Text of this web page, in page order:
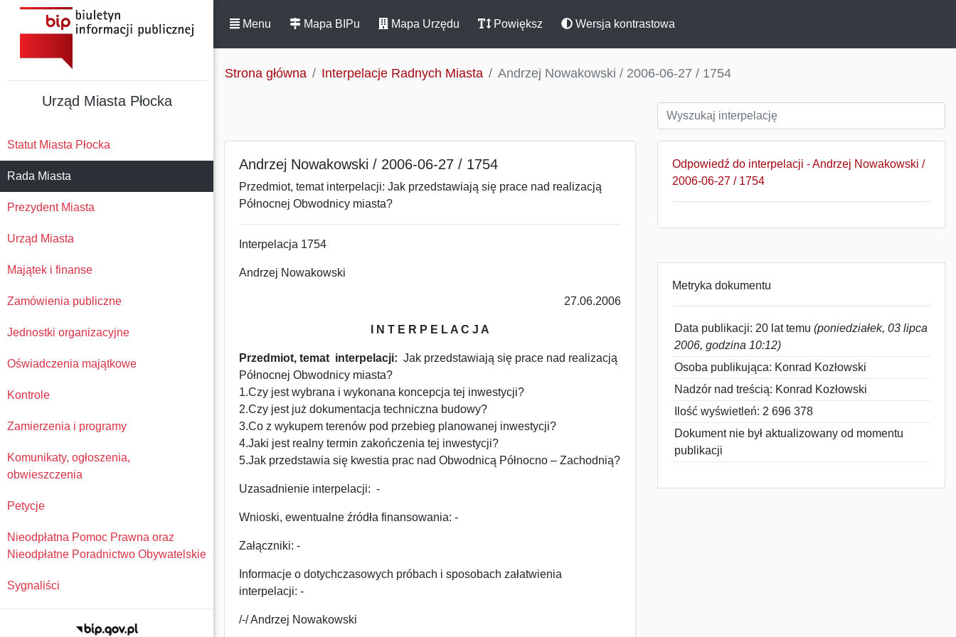
Urząd Miasta Płocka
Statut Miasta Płocka
Rada Miasta
Prezydent Miasta
Urząd Miasta
Majątek i finanse
Zamówienia publiczne
Jednostki organizacyjne
Oświadczenia majątkowe
Kontrole
Zamierzenia i programy
Komunikaty, ogłoszenia,
obwieszczenia
Petycje
Nieodpłatna Pomoc Prawna oraz
Nieodpłatne Poradnictwo Obywatelskie
Sygnaliści
Menu Mapa BIPu Mapa Urzędu Powiększ Wersja kontrastowa
Strona główna Interpelacje Radnych Miasta Andrzej Nowakowski / 2006-06-27 / 1754
Andrzej Nowakowski / 2006-06-27 / 1754
Przedmiot, temat interpelacji: Jak przedstawiają się prace nad realizacją
Północnej Obwodnicy miasta?
Interpelacja 1754
Andrzej Nowakowski
27.06.2006
I N T E R P E L A C J A
Przedmiot, temat interpelacji: Jak przedstawiają się prace nad realizacją
Północnej Obwodnicy miasta?
1.Czy jest wybrana i wykonana koncepcja tej inwestycji?
2.Czy jest już dokumentacja techniczna budowy?
3.Co z wykupem terenów pod przebieg planowanej inwestycji?
4.Jaki jest realny termin zakończenia tej inwestycji?
5.Jak przedstawia się kwestia prac nad Obwodnicą Północno – Zachodnią?
Uzasadnienie interpelacji: -
Wnioski, ewentualne źródła finansowania: -
Załączniki: -
Informacje o dotychczasowych próbach i sposobach załatwienia
interpelacji: -
/-/ Andrzej Nowakowski
Odpowiedź do interpelacji - Andrzej Nowakowski /
2006-06-27 / 1754
Metryka dokumentu
Data publikacji: 20 lat temu (poniedziałek, 03 lipca
2006, godzina 10:12)
Osoba publikująca: Konrad Kozłowski
Nadzór nad treścią: Konrad Kozłowski
Ilość wyświetleń: 2 696 378
Dokument nie był aktualizowany od momentu
publikacji